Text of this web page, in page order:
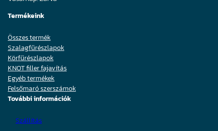
Termékeink
Összes termék
Szalagfűrészlapok
Körfűrészlapok
KNOT filler fajavítás
Egyéb termékek
Felsőmaró szerszámok
További információk
Szállítás